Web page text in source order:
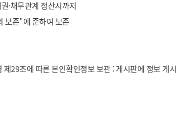
·채무관계 정산시까지
보존"에 준하여 보존
29조에 따른 본인확인정보 보관 : 게시판에 정보 게